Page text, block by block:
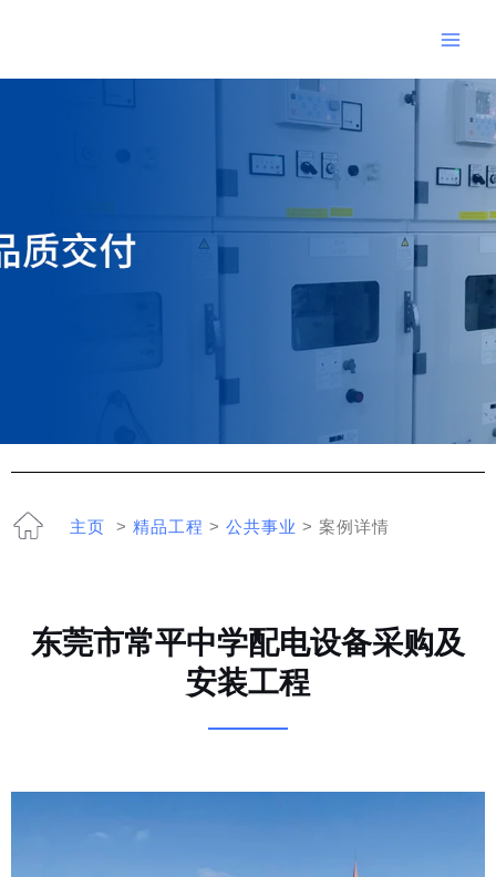
主页 > 精品工程 > 公共事业 > 案例详情
东莞市常平中学配电设备采购及
安装工程